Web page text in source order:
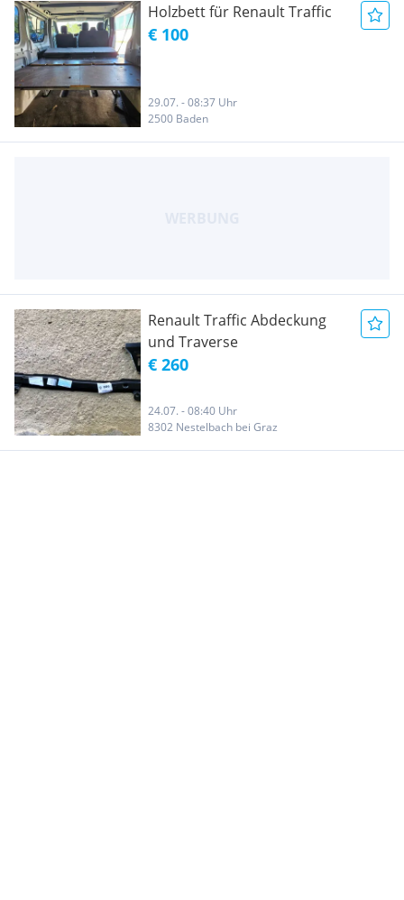
Holzbett für Renault Traffic
€ 100
29.07. - 08:37 Uhr
2500 Baden
Renault Traffic Abdeckung
und Traverse
€ 260
24.07. - 08:40 Uhr
8302 Nestelbach bei Graz